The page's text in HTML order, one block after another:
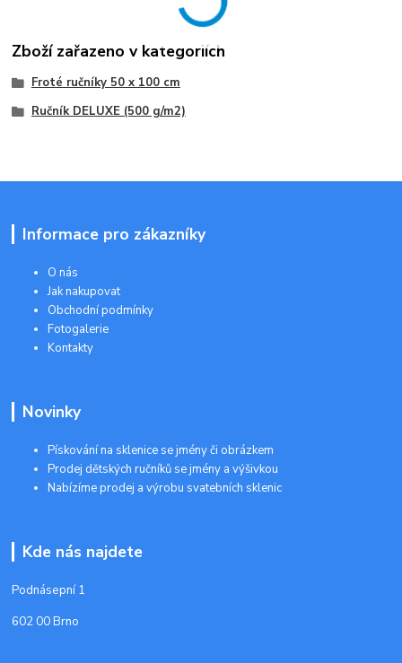
Zboží zařazeno v kategoriích
Froté ručníky 50 x 100 cm
Ručník DELUXE (500 g/m2)
Informace pro zákazníky
O nás
Jak nakupovat
Obchodní podmínky
Fotogalerie
Kontakty
Novinky
Pískování na sklenice se jmény či obrázkem
Prodej dětských ručníků se jmény a výšivkou
Nabízíme prodej a výrobu svatebních sklenic
Kde nás najdete
Podnásepní 1
602 00 Brno